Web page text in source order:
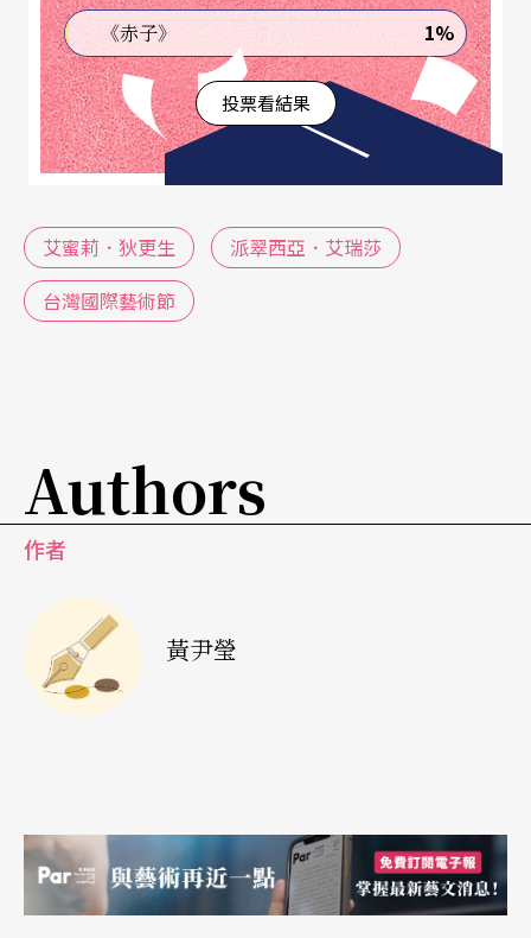
性主義劇場作品。
根據本次劇中主要演員吉娜的說明，台上出現的三
位女演員都是艾蜜莉的化身，分別代表她的生命、
藝術和工作的三個重要面向。在排演過程中，導演
onfinement）和「遊戲」（game）的意涵（因艾
蜜莉．狄更生在三十歲後，漸漸足不出戶，只肯待
文字和詩行的錘鍊，成為一名宇宙的旅行者，漫遊
於時光之外，並直指永恆，成為女性藝術家的最佳
典範。
《赤子》 1%
投票看結果
艾蜜莉．狄更生
派翠西亞．艾瑞莎
台灣國際藝術節
Authors
作者
黃尹瑩